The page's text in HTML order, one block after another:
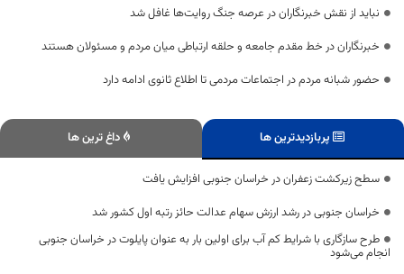
نباید از نقش خبرنگاران در عرصه جنگ روایت‌ها غافل شد
خبرنگاران در خط مقدم جامعه و حلقه ارتباطی میان مردم و مسئولان هستند
حضور شبانه مردم در اجتماعات مردمی تا اطلاع ثانوی ادامه دارد
پربازدیدترین ها داغ ترین ها
سطح زیرکشت زعفران در خراسان جنوبی افزایش یافت
خراسان جنوبی در رشد ارزش سهام عدالت حائز رتبه اول کشور شد
طرح سازگاری با شرایط کم آب برای اولین بار به عنوان پایلوت در خراسان جنوبی
انجام می‌شود